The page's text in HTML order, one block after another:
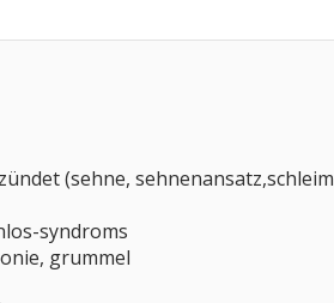
(sehne,
syndroms
grummel